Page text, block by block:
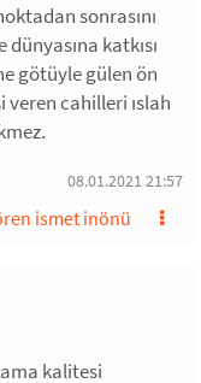
sonrasını
katkısı
götüyle gülen ön
cahilleri ıslah
08.01.2021 21:57
ismet inönü
kalitesi